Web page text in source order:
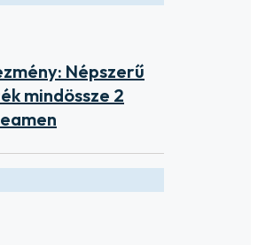
Népszerű
mindössze 2